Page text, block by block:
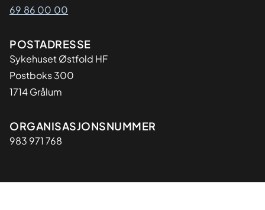
69 86 00 00
Adresse
POSTADRESSE
Sykehuset Østfold HF
Postboks 300
1714 Grålum
Organisasjon
ORGANISASJONSNUMMER
983 971 768